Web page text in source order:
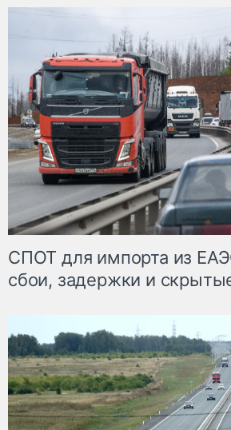
СПОТ для импорта из
сбои, задержки и